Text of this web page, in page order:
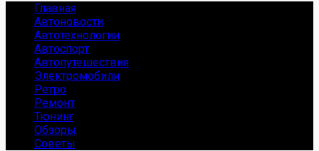
Главная
Автоновости
Автотехнологии
Автоспорт
Автопутешествия
Электромобили
Ретро
Ремонт
Тюнинг
Обзоры
Советы